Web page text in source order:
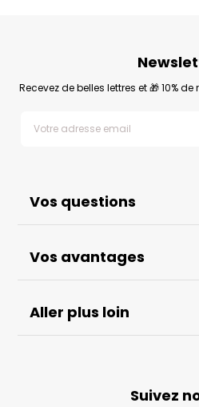
Vos questions
Vos avantages
Aller plus loin
Recevez de belles lettres et 🎁 10%
Suivez